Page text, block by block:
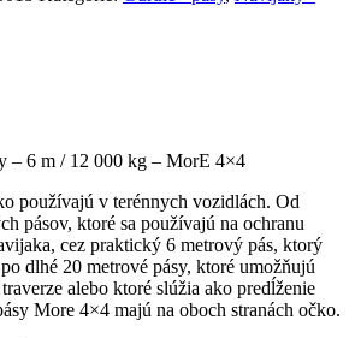
– 6 m / 12 000 kg – MorE 4×4
používajú v terénnych vozidlách. Od
pásov, ktoré sa používajú na ochranu
cez praktický 6 metrový pás, ktorý
dlhé 20 metrové pásy, ktoré umožňujú
alebo ktoré slúžia ako predĺženie
More 4×4 majú na oboch stranách očko.